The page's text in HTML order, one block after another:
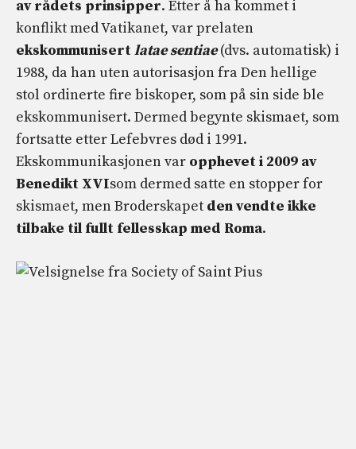
av rådets prinsipper. Etter å ha kommet i
konflikt med Vatikanet, var prelaten
ekskommunisertlatae sentiae(dvs. automatisk) i
1988, da han uten autorisasjon fra Den hellige
stol ordinerte fire biskoper, som på sin side ble
ekskommunisert. Dermed begynte skismaet, som
fortsatte etter Lefebvres død i 1991.
Ekskommunikasjonen var opphevet i 2009 av
Benedikt XVIsom dermed satte en stopper for
skismaet, men Broderskapet den vendte ikke
tilbake til fullt fellesskap med Roma.